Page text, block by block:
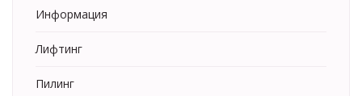
Информация
Лифтинг
Пилинг